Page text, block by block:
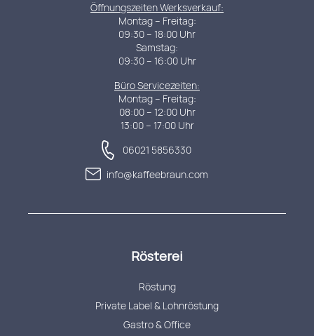
Öffnungszeiten Werksverkauf:
Montag – Freitag:
09:30 – 18:00 Uhr
Samstag:
09:30 – 16:00 Uhr
Büro Servicezeiten:
Montag – Freitag:
08:00 – 12:00 Uhr
13:00 – 17:00 Uhr
06021 5856330
info@kaffeebraun.com
Rösterei
Röstung
Private Label & Lohnröstung
Gastro & Office